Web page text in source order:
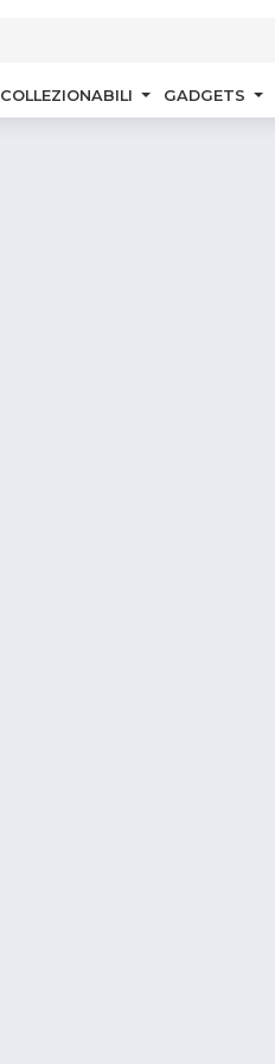
COLLEZIONABILI GADGETS